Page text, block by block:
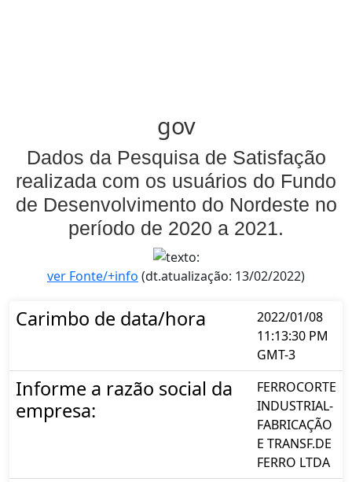
gov
Dados da Pesquisa de Satisfação
realizada com os usuários do Fundo
de Desenvolvimento do Nordeste no
período de 2020 a 2021.
ver Fonte/+info (dt.atualização: 13/02/2022)
Carimbo de data/hora
2022/01/08
11:13:30 PM
GMT-3
Informe a razão social da
empresa:
FERROCORTE
INDUSTRIAL-
FABRICAÇÃO
E TRANSF.DE
FERRO LTDA